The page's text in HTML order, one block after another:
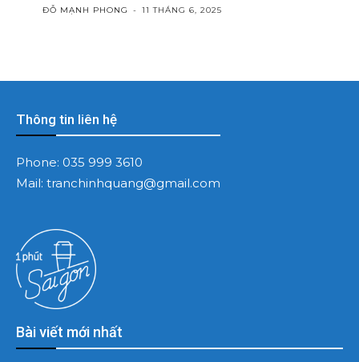
ĐỖ MẠNH PHONG - 11 THÁNG 6, 2025
Bài viết mới nhất
Thông tin liên hệ
Phone: 035 999 3610
Mail: tranchinhquang@gmail.com